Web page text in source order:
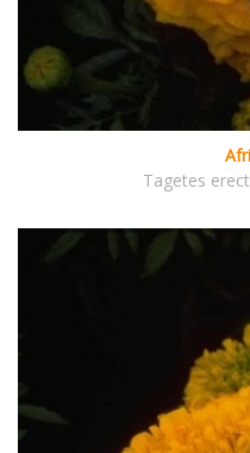
Tagetes